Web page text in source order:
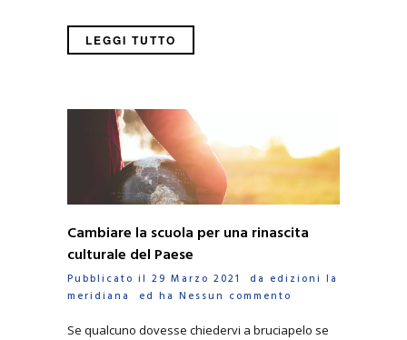
LEGGI TUTTO
Cambiare la scuola per una rinascita
culturale del Paese
Pubblicato il 29 Marzo 2021 da edizioni la
meridiana
ed ha Nessun commento
Se qualcuno dovesse chiedervi a bruciapelo se